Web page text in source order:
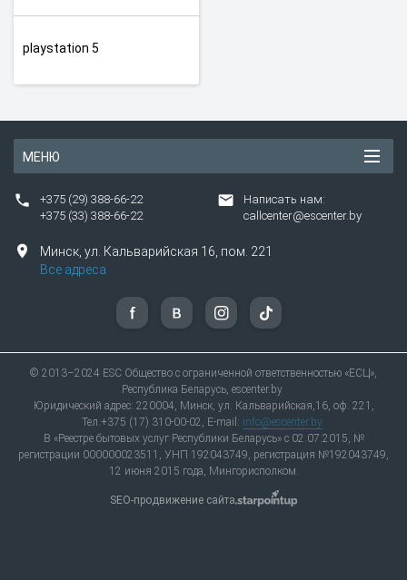
playstation 5
МЕНЮ
+375 (29) 388-66-22
+375 (33) 388-66-22
Написать нам:
callcenter@escenter.by
Минск, ул. Кальварийская 16, пом. 221
Все адреса
© 2013–2024 ESC Общество с ограниченной ответственностью «ЕСЦ»,
Республика Беларусь, escenter.by
Юридический адрес: 220004, Минск, ул. Кальварийская,16, оф. 221,
Тел.+375 (17) 310-00-02, E-mail: info@escenter.by
В «Реестре бытовых услуг Республики Беларусь» с 02.07.2015, №
регистрации 000000023511, УНП 192043749, регистрация №192043749,
12 июня 2015 года, Мингорисполком.
SEO-продвижение сайта